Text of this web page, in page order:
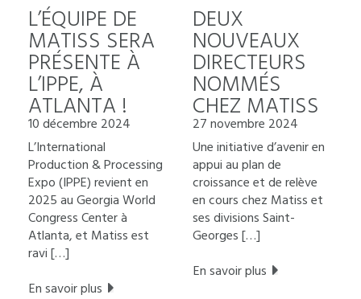
L’ÉQUIPE DE
MATISS SERA
PRÉSENTE À
L’IPPE, À
ATLANTA !
10 décembre 2024
L’International
Production & Processing
Expo (IPPE) revient en
2025 au Georgia World
Congress Center à
Atlanta, et Matiss est
ravi […]
En savoir plus
DEUX
NOUVEAUX
DIRECTEURS
NOMMÉS
CHEZ MATISS
27 novembre 2024
Une initiative d’avenir en
appui au plan de
croissance et de relève
en cours chez Matiss et
ses divisions Saint-
Georges […]
En savoir plus